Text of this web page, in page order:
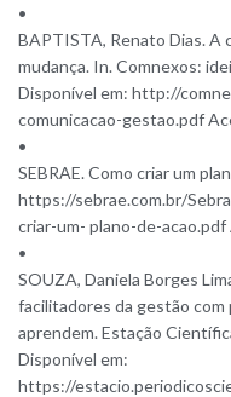
•
BAPTISTA, Renato Dias. A
mudança. In. Comnexos:
Disponível em: http://
comunicacao-gestao.pdf
•
SEBRAE. Como criar um
https://sebrae.com.br/
criar-um- plano-de-acao.pdf
•
SOUZA, Daniela Borges
facilitadores da gestão com
aprendem. Estação
Disponível em:
https://